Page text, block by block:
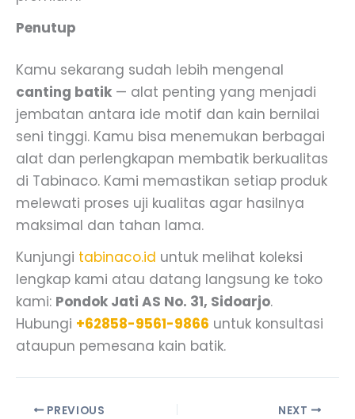
Penutup
Kamu sekarang sudah lebih mengenal
canting batik — alat penting yang menjadi
jembatan antara ide motif dan kain bernilai
seni tinggi. Kamu bisa menemukan berbagai
alat dan perlengkapan membatik berkualitas
di Tabinaco. Kami memastikan setiap produk
melewati proses uji kualitas agar hasilnya
maksimal dan tahan lama.
Kunjungi tabinaco.id untuk melihat koleksi
lengkap kami atau datang langsung ke toko
kami: Pondok Jati AS No. 31, Sidoarjo.
Hubungi +62858-9561-9866 untuk konsultasi
ataupun pemesana kain batik.
PREVIOUS NEXT